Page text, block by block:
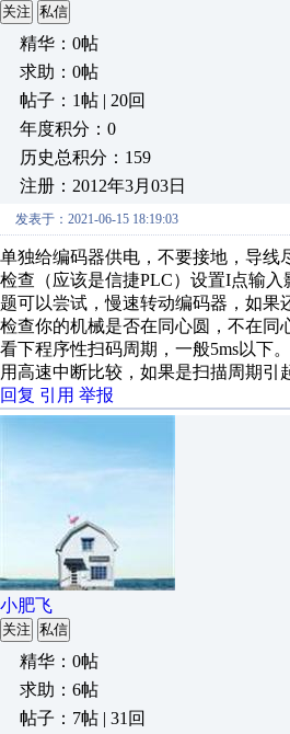
关注 私信
精华：0帖
求助：0帖
帖子：1帖 | 20回
年度积分：0
历史总积分：159
注册：2012年3月03日
发表于：2021-06-15 18:19:03
单独给编码器供电，不要接地，导线
检查（应该是信捷PLC）设置I点输
题可以尝试，慢速转动编码器，如果
检查你的机械是否在同心圆，不在同
看下程序性扫码周期，一般5ms以下
用高速中断比较，如果是扫描周期引
回复 引用 举报
小肥飞
关注 私信
精华：0帖
求助：6帖
帖子：7帖 | 31回